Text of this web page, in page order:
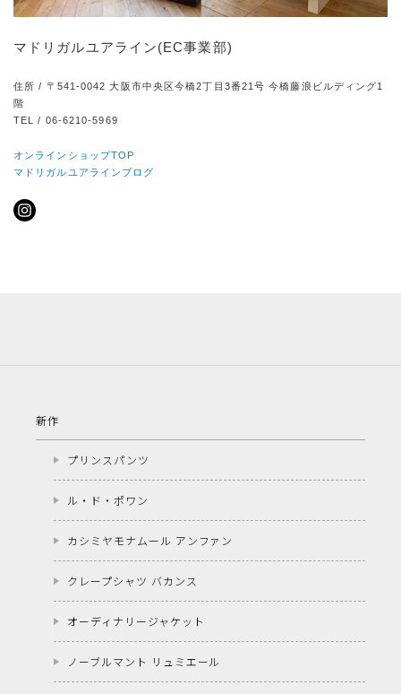
マドリガルユアライン(EC事業部)
住所 / 〒541-0042 大阪市中央区今橋2丁目3番21号 今橋藤浪ビルディング1
階
TEL / 06-6210-5969
オンラインショップTOP
マドリガルユアラインブログ
新作
プリンスパンツ
ル・ド・ポワン
カシミヤモナムール アンファン
クレープシャツ バカンス
オーディナリージャケット
ノーブルマント リュミエール